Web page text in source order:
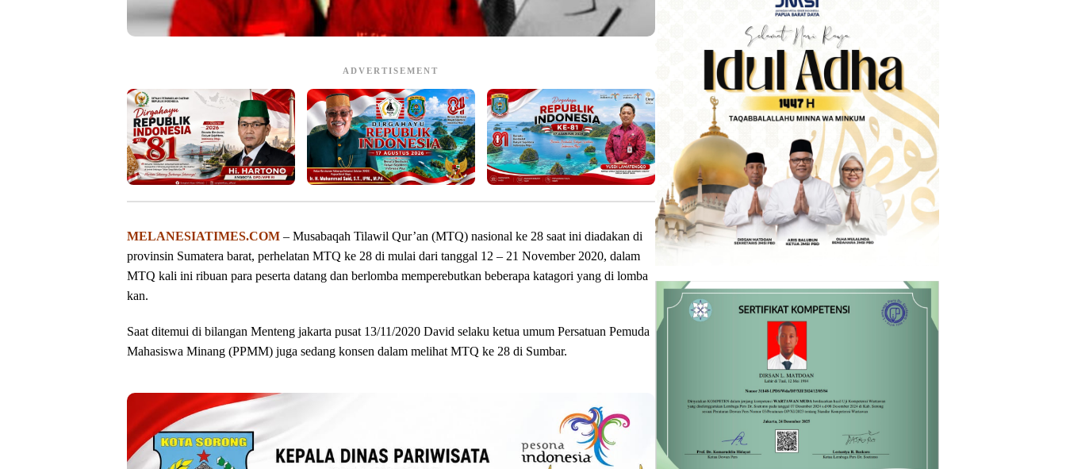
ADVERTISEMENT
MELANESIATIMES.COM – Musabaqah Tilawil Qur’an (MTQ) nasional ke 28 saat ini diadakan di
provinsin Sumatera barat, perhelatan MTQ ke 28 di mulai dari tanggal 12 – 21 November 2020, dalam
MTQ kali ini ribuan para peserta datang dan berlomba memperebutkan beberapa katagori yang di lomba
kan.
Saat ditemui di bilangan Menteng jakarta pusat 13/11/2020 David selaku ketua umum Persatuan Pemuda
Mahasiswa Minang (PPMM) juga sedang konsen dalam melihat MTQ ke 28 di Sumbar.